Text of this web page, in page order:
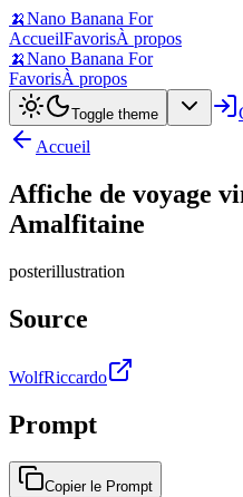
🍌Nano Banana For
AccueilFavorisÀ propos
🍌Nano Banana For
FavorisÀ propos
Toggle theme
Accueil
Affiche de voyage
Amalfitaine
posterillustration
Source
WolfRiccardo
Prompt
Copier le Prompt